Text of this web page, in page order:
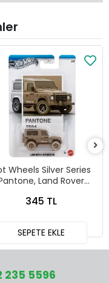
Wheels Silver Series
Land Rover
345 TL
SEPETE EKLE
235 5596